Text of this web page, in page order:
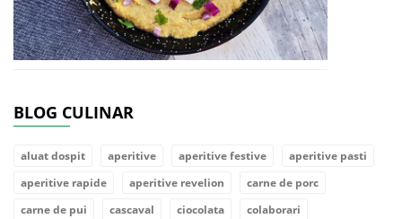
BLOG CULINAR
aluat dospit aperitive aperitive festive
aperitive pasti
aperitive rapide
aperitive revelion
carne de porc
carne de pui
cascaval ciocolata
colaborari